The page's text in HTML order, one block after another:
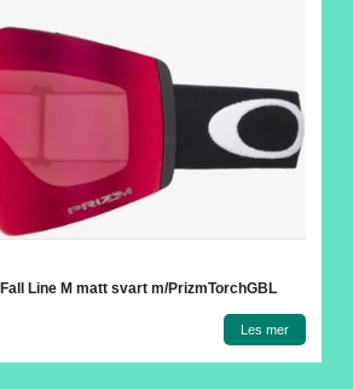
Line M matt svart m/PrizmTorchGBL
Les mer